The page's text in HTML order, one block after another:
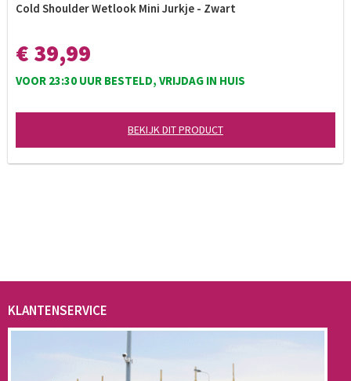
Cold Shoulder Wetlook Mini Jurkje - Zwart
€ 39,99
VOOR 23:30 UUR BESTELD, VRIJDAG IN HUIS
BEKIJK DIT PRODUCT
KLANTENSERVICE